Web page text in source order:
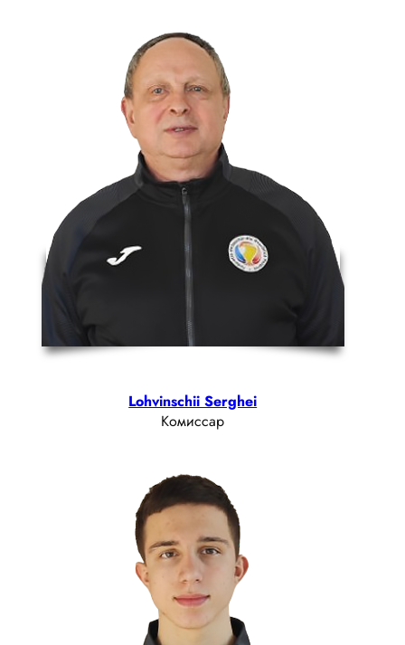
Lohvinschii Serghei
Комиссар